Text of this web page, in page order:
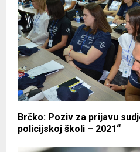
Brčko: Poziv za prijavu
policijskoj školi – 2021“